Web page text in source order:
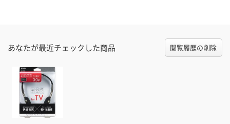
あなたが最近チェックした商品 閲覧履歴の削除